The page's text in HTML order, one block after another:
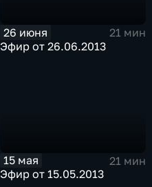
26 июня
21 мин
Эфир от 26.06.2013
15 мая
21 мин
Эфир от 15.05.2013